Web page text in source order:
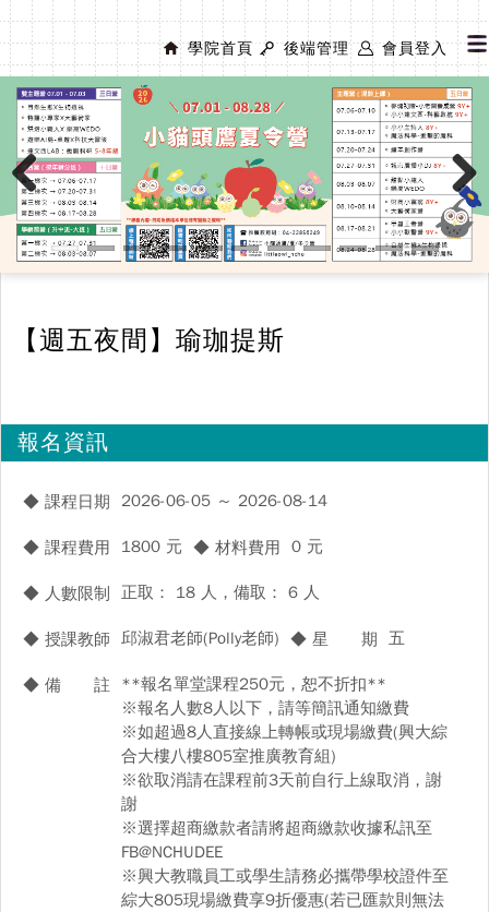
學院首頁 後端管理 會員登入
Previous Next
【週五夜間】瑜珈提斯
報名資訊
◆ 課程日期 2026-06-05 ～ 2026-08-14
◆ 課程費用 1800 元 ◆ 材料費用 0 元
◆ 人數限制 正取： 18 人，備取： 6 人
◆ 授課教師 邱淑君老師(Polly老師) ◆ 星 期 五
◆ 備 註
**報名單堂課程250元，恕不折扣**
※報名人數8人以下，請等簡訊通知繳費
※如超過8人直接線上轉帳或現場繳費(興大綜
合大樓八樓805室推廣教育組)
※欲取消請在課程前3天前自行上線取消，謝
謝
※選擇超商繳款者請將超商繳款收據私訊至
FB@NCHUDEE
※興大教職員工或學生請務必攜帶學校證件至
綜大805現場繳費享9折優惠(若已匯款則無法